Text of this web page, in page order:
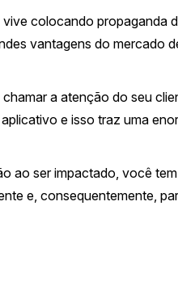
colocando propaganda
vantagens do mercado
a atenção do seu
e isso traz uma
ao ser impactado, você
e, consequentemente,